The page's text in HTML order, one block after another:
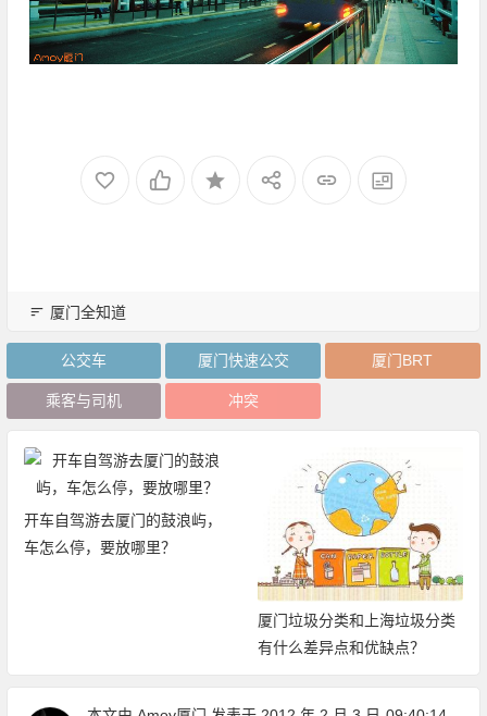
厦门全知道
公交车 厦门快速公交 厦门BRT
乘客与司机 冲突
开车自驾游去厦门的鼓浪屿，
车怎么停，要放哪里？
厦门垃圾分类和上海垃圾分类
有什么差异点和优缺点？